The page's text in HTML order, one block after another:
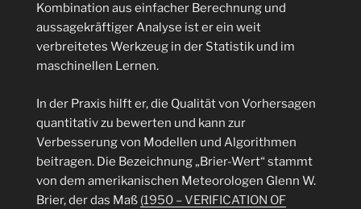
Kombination aus einfacher Berechnung und
aussagekräftiger Analyse ist er ein weit
verbreitetes Werkzeug in der Statistik und im
maschinellen Lernen.
In der Praxis hilft er, die Qualität von Vorhersagen
quantitativ zu bewerten und kann zur
Verbesserung von Modellen und Algorithmen
beitragen. Die Bezeichnung „Brier-Wert“ stammt
von dem amerikanischen Meteorologen Glenn W.
Brier, der das Maß (1950 – VERIFICATION OF